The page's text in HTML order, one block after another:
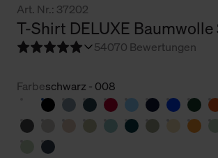
Art. Nr.: 37202
T-Shirt DELUXE Baumwolle
54070 Bewertungen
Farbeschwarz - 008